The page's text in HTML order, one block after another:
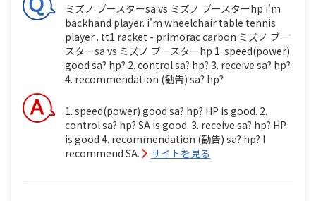
ミズノ ブースターsa vs ミズノ ブースターhp i'm
backhand player. i'm wheelchair table tennis
player . tt1 racket - primorac carbon ミズノ ブー
スターsa vs ミズノ ブースターhp 1. speed(power)
good sa? hp? 2. control sa? hp? 3. receive sa? hp?
4. recommendation (勧告) sa? hp?
1. speed(power) good sa? hp? HP is good. 2.
control sa? hp? SA is good. 3. receive sa? hp? HP
is good 4. recommendation (勧告) sa? hp? I
recommend SA.
サイトを見る